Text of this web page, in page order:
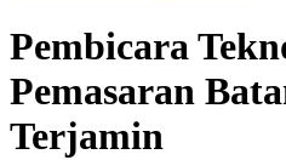
Pembicara
Pemasaran
Terjamin